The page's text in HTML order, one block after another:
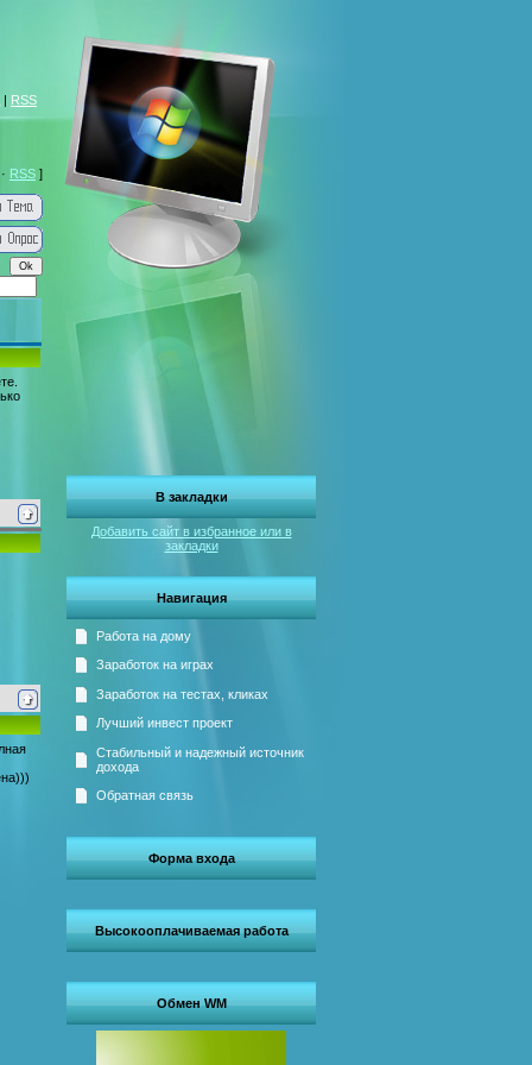
| RSS
В закладки
Добавить сайт в избранное или в
закладки
Навигация
Работа на дому
Заработок на играх
Заработок на тестах, кликах
Лучший инвест проект
Стабильный и надежный источник
дохода
Обратная связь
Форма входа
Высокооплачиваемая работа
Обмен WM
RSS ]